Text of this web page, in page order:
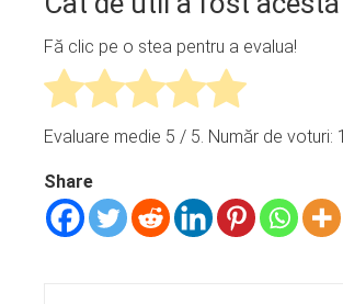
Fă clic pe o stea pentru a evalua!
Evaluare medie 5 / 5. Număr de voturi: 1
Share